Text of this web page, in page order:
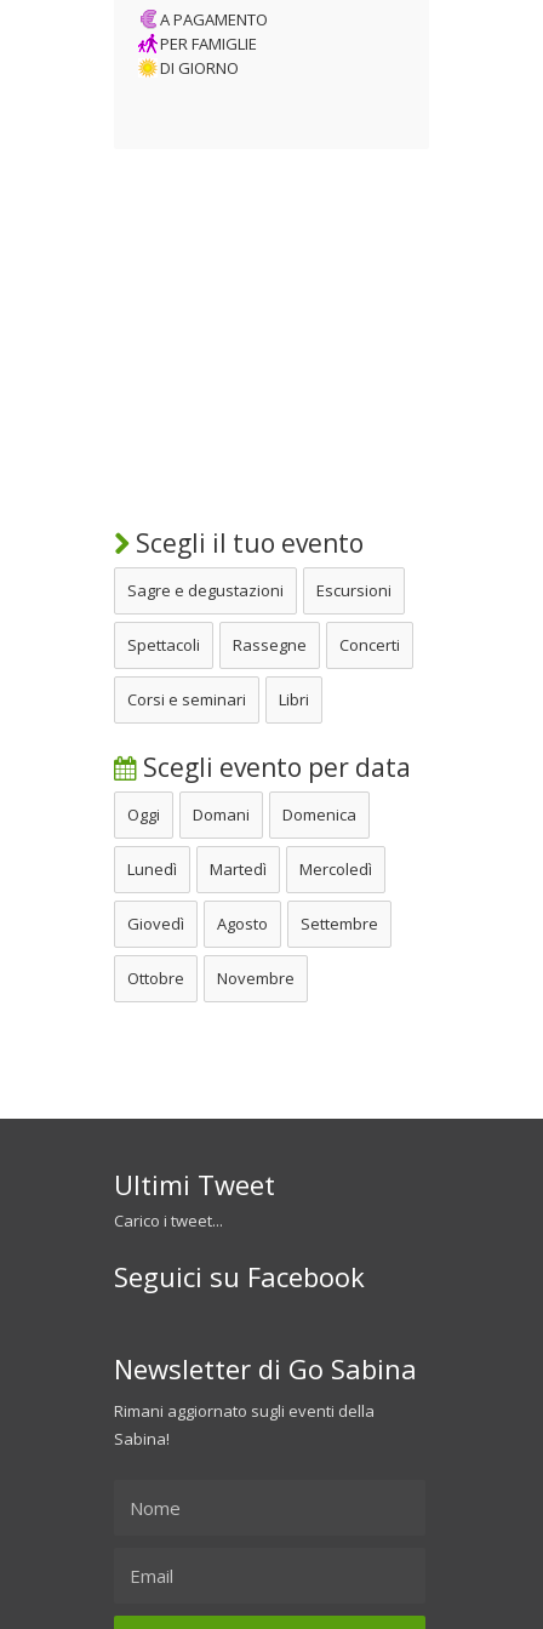
A PAGAMENTO
PER FAMIGLIE
DI GIORNO
Scegli il tuo evento
Sagre e degustazioni Escursioni
Spettacoli Rassegne Concerti
Corsi e seminari Libri
Scegli evento per data
Oggi Domani Domenica
Lunedì Martedì Mercoledì
Giovedì Agosto Settembre
Ottobre Novembre
Ultimi Tweet
Carico i tweet...
Seguici su Facebook
Newsletter di Go Sabina
Rimani aggiornato sugli eventi della
Sabina!